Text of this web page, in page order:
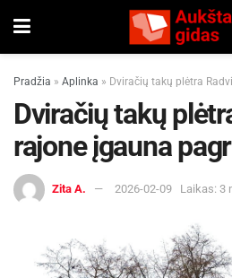
Pradžia » Aplinka » Dviračių takų plėtra
Dviračių takų
rajone įgauna
Zita A. 2026-02-09 Laikas: 3